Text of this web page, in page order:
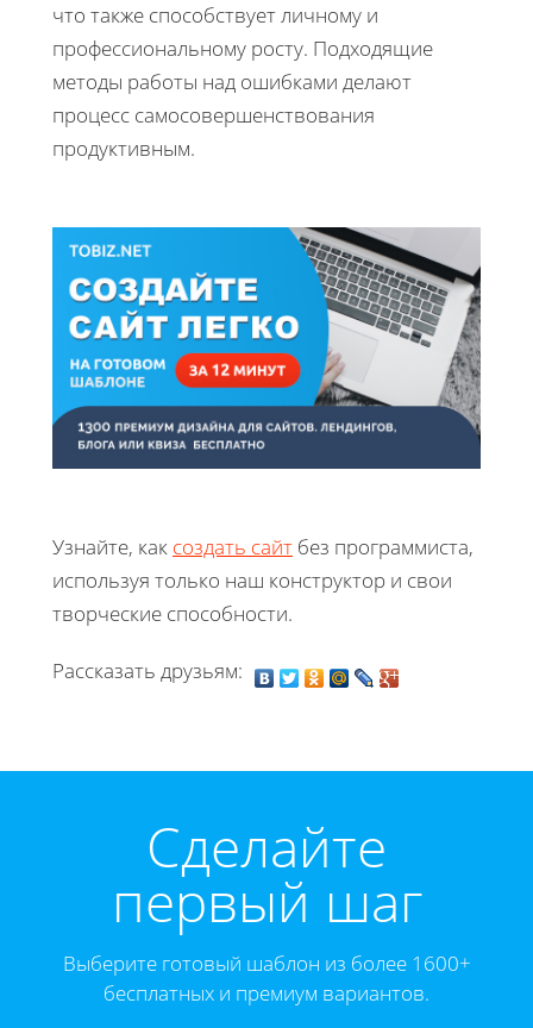
что также способствует личному и
профессиональному росту. Подходящие
методы работы над ошибками делают
процесс самосовершенствования
продуктивным.
Узнайте, как создать сайт без программиста,
используя только наш конструктор и свои
творческие способности.
Рассказать друзьям:
Cделайте
первый шаг
Выберите готовый шаблон из более 1600+
бесплатных и премиум вариантов.